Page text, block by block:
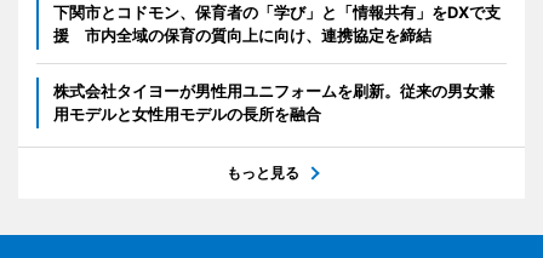
下関市とコドモン、保育者の「学び」と「情報共有」をDXで支
援 市内全域の保育の質向上に向け、連携協定を締結
株式会社タイヨーが男性用ユニフォームを刷新。従来の男女兼
用モデルと女性用モデルの長所を融合
もっと見る